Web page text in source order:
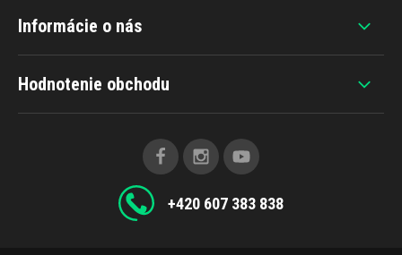
Informácie o nás
Hodnotenie obchodu
+420 607 383 838